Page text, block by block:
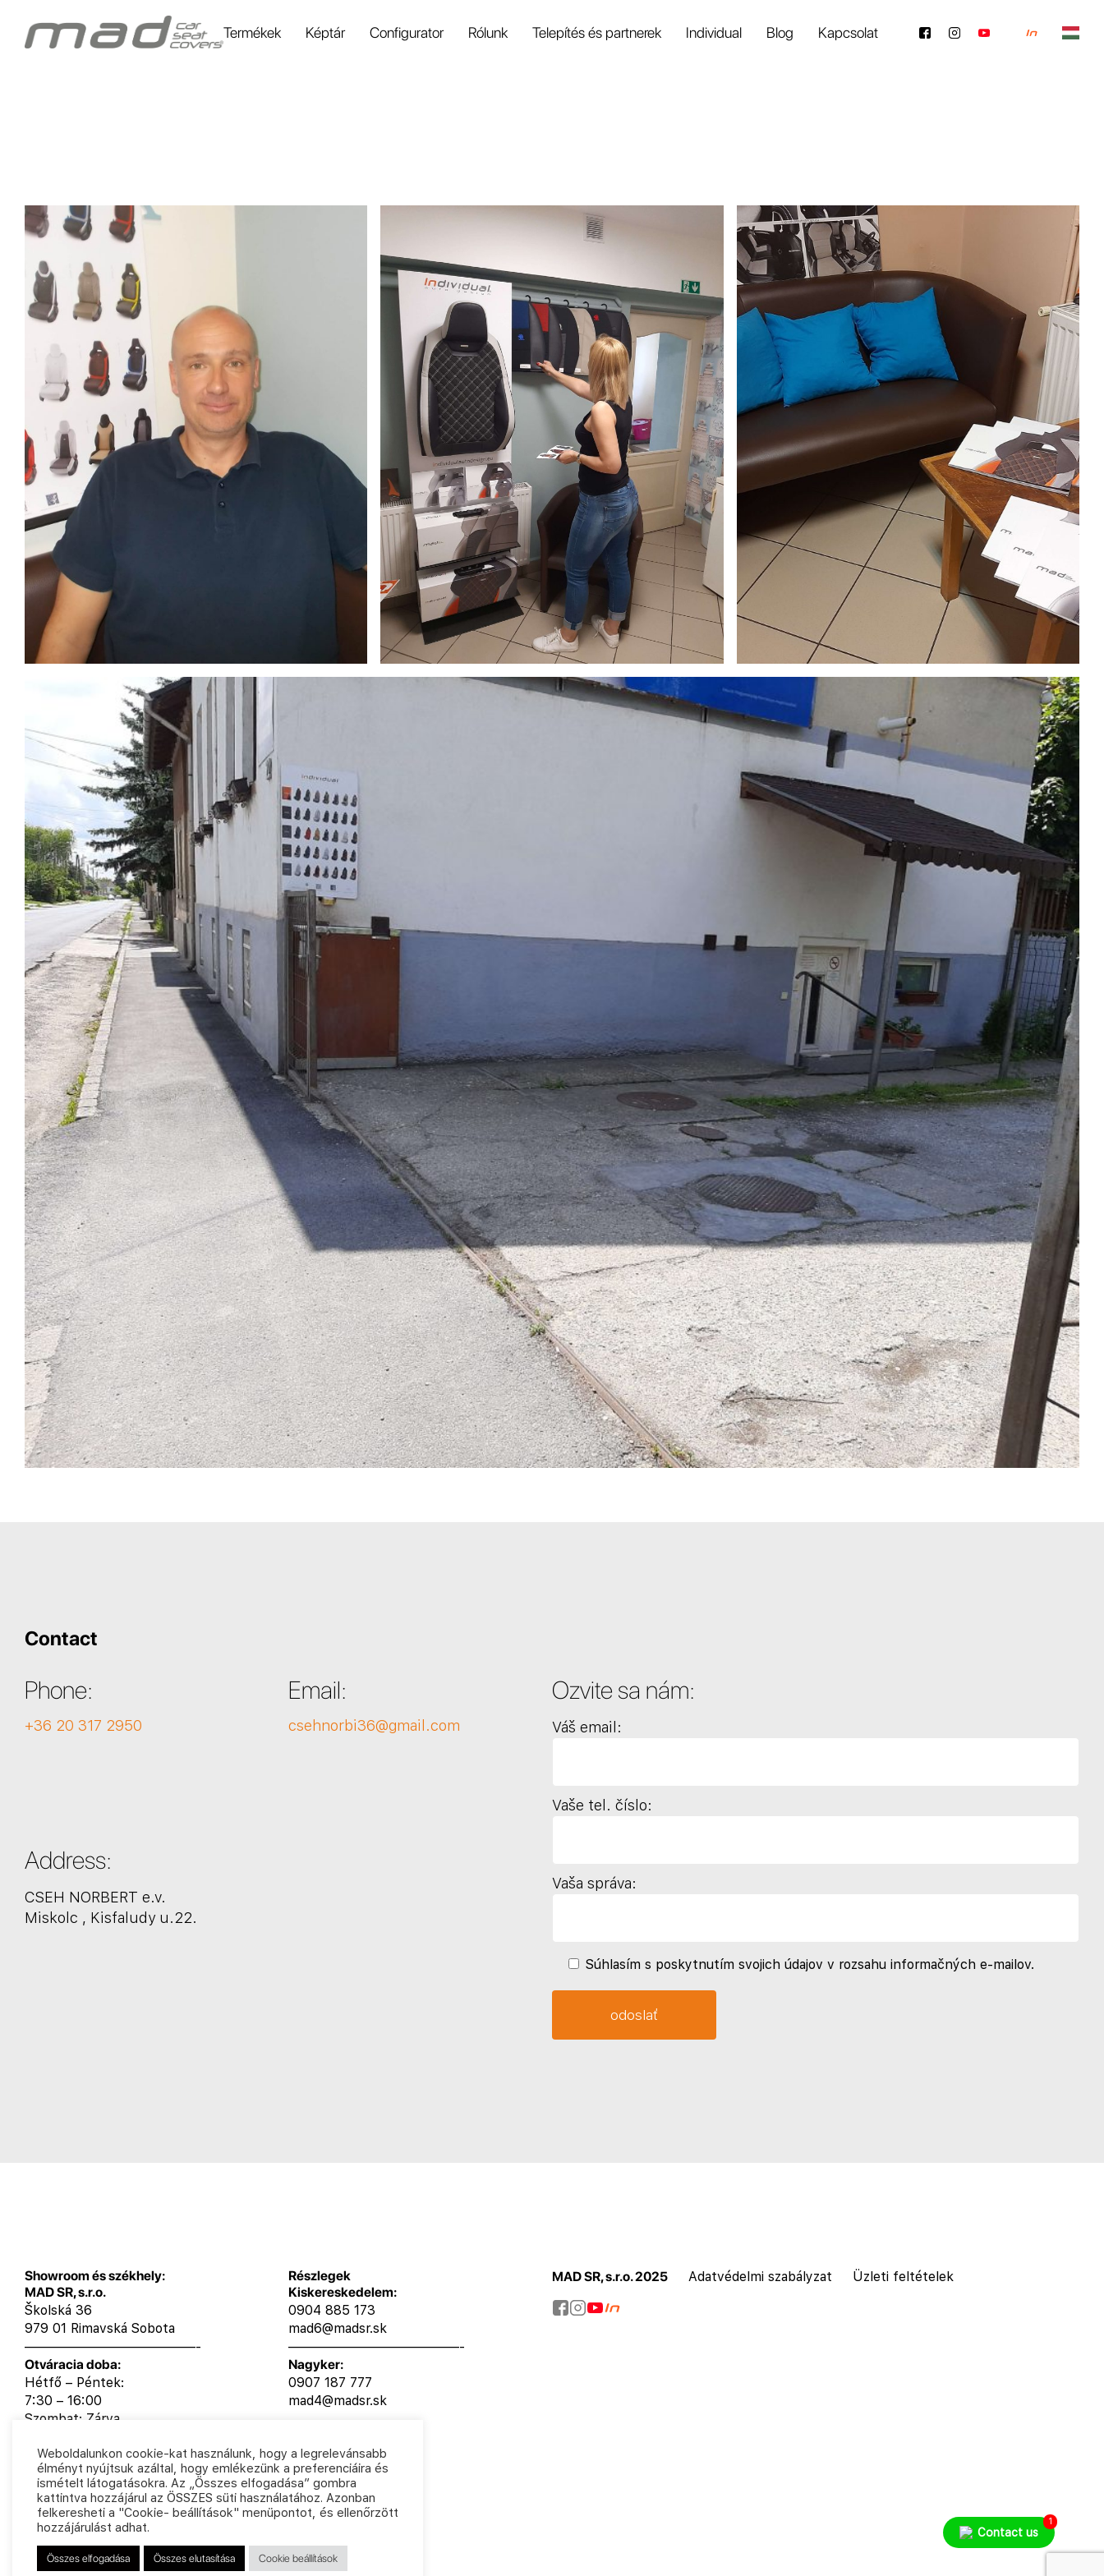
Termékek Képtár Configurator Rólunk Telepítés és partnerek Individual Blog Kapcsolat
Contact
Phone:
+36 20 317 2950
Email:
csehnorbi36@gmail.com
Address:
CSEH NORBERT e.v.
Miskolc , Kisfaludy u.22.
Ozvite sa nám:
Váš email:
Vaše tel. číslo:
Vaša správa:
Súhlasím s poskytnutím svojich údajov v rozsahu informačných e-mailov.
Showroom és székhely:
MAD SR, s.r.o.
Školská 36
979 01 Rimavská Sobota
—————————————-
Otváracia doba:
Hétfő – Péntek:
7:30 – 16:00
Szombat: Zárva
Részlegek
Kiskereskedelem:
0904 885 173
mad6@madsr.sk
—————————————-
Nagyker:
0907 187 777
mad4@madsr.sk
MAD SR, s.r.o. 2025 Adatvédelmi szabályzat Üzleti feltételek
Weboldalunkon cookie-kat használunk, hogy a legrelevánsabb
élményt nyújtsuk azáltal, hogy emlékezünk a preferenciáira és
ismételt látogatásokra. Az „Összes elfogadása” gombra
kattintva hozzájárul az ÖSSZES süti használatához. Azonban
felkeresheti a "Cookie- beállítások" menüpontot, és ellenőrzött
hozzájárulást adhat.
Összes elfogadása Összes elutasítása Cookie beállítások
Contact us
1